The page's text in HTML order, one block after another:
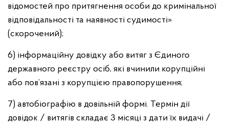
відомостей про притягнення особи до кримінальної
відповідальності та наявності судимості»
(скорочений);
6) інформаційну довідку або витяг з Єдиного
державного реєстру осіб, які вчинили корупційні
або пов’язані з корупцією правопорушення;
7) автобіографію в довільній формі. Термін дії
довідок / витягів складає 3 місяці з дати їх видачі /